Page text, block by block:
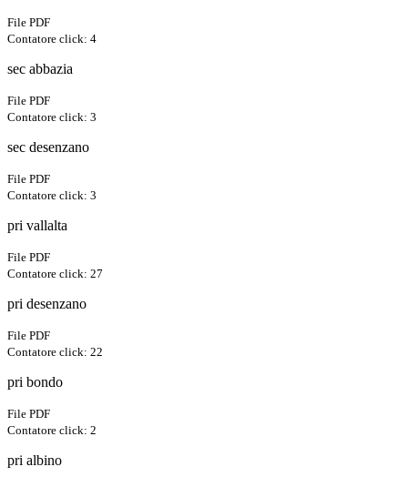
File PDF
Contatore click: 4
sec abbazia
File PDF
Contatore click: 3
sec desenzano
File PDF
Contatore click: 3
pri vallalta
File PDF
Contatore click: 27
pri desenzano
File PDF
Contatore click: 22
pri bondo
File PDF
Contatore click: 2
pri albino